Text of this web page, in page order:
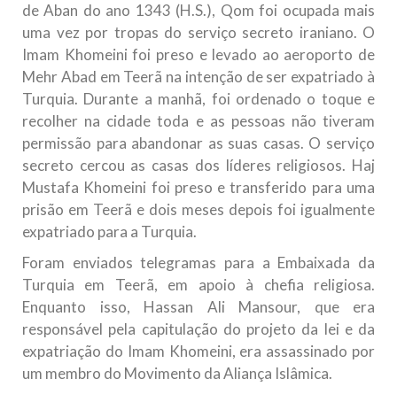
de Aban do ano 1343 (H.S.), Qom foi ocupada mais
uma vez por tropas do serviço secreto iraniano. O
Imam Khomeini foi preso e levado ao aeroporto de
Mehr Abad em Teerã na intenção de ser expatriado à
Turquia. Durante a manhã, foi ordenado o toque e
recolher na cidade toda e as pessoas não tiveram
permissão para abandonar as suas casas. O serviço
secreto cercou as casas dos líderes religiosos. Haj
Mustafa Khomeini foi preso e transferido para uma
prisão em Teerã e dois meses depois foi igualmente
expatriado para a Turquia.
Foram enviados telegramas para a Embaixada da
Turquia em Teerã, em apoio à chefia religiosa.
Enquanto isso, Hassan Ali Mansour, que era
responsável pela capitulação do projeto da lei e da
expatriação do Imam Khomeini, era assassinado por
um membro do Movimento da Aliança Islâmica.